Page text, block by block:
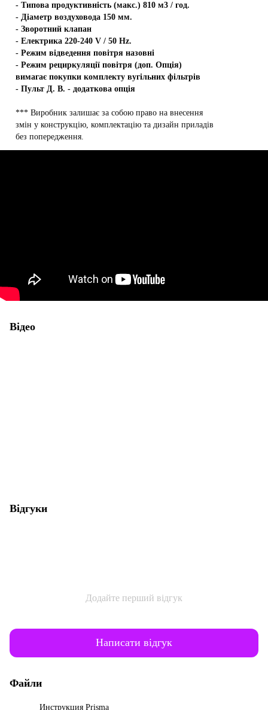
- Типова продуктивність (макс.) 810 м3 / год.
- Діаметр воздуховода 150 мм.
- Зворотний клапан
- Електрика 220-240 V / 50 Hz.
- Режим відведення повітря назовні
- Режим рециркуляції повітря (доп. Опція)
вимагає покупки комплекту вугільних фільтрів
- Пульт Д. В. - додаткова опція
*** Виробник залишає за собою право на внесення
змін у конструкцію, комплектацію та дизайн приладів
без попередження.
Відео
Відгуки
Додайте перший відгук
Написати відгук
Файли
Инструкция Prisma